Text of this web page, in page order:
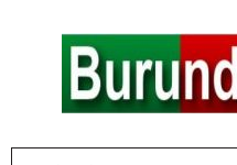
umariye umuryango wawe